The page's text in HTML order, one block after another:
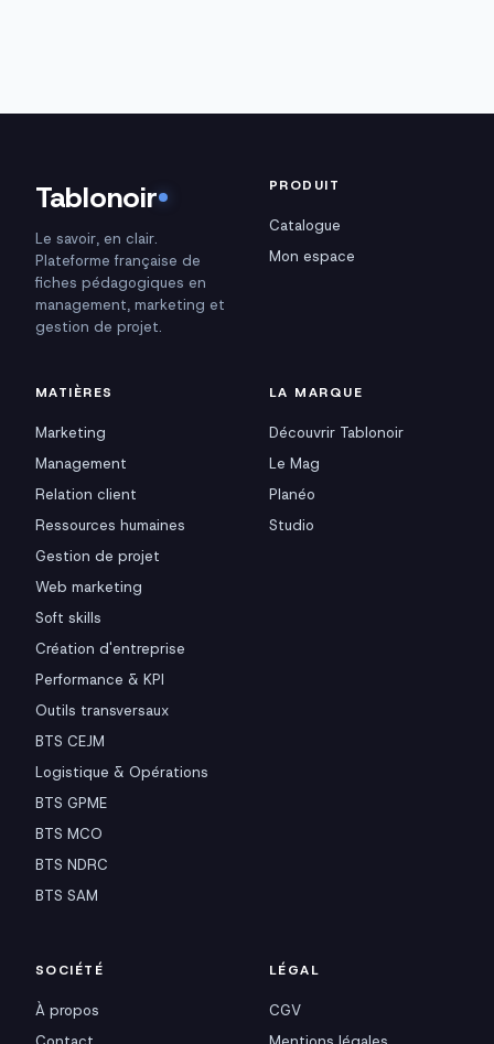
Tablonoir
Le savoir, en clair.
Plateforme française de
fiches pédagogiques en
management, marketing et
gestion de projet.
PRODUIT
Catalogue
Mon espace
MATIÈRES
Marketing
Management
Relation client
Ressources humaines
Gestion de projet
Web marketing
Soft skills
Création d'entreprise
Performance & KPI
Outils transversaux
BTS CEJM
Logistique & Opérations
BTS GPME
BTS MCO
BTS NDRC
BTS SAM
LA MARQUE
Découvrir Tablonoir
Le Mag
Planéo
Studio
SOCIÉTÉ
À propos
LÉGAL
CGV